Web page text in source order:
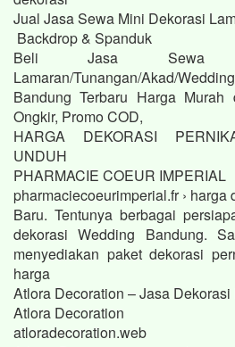
Jual Jasa Sewa Mini Dekorasi
Backdrop & Spanduk
Beli Jasa Sewa
Lamaran/Tunangan/Akad/
Bandung Terbaru Harga
Ongkir, Promo COD,
HARGA DEKORASI
UNDUH
PHARMACIE COEUR IMPERIAL
pharmaciecoeurimperial.fr › harga
Baru. Tentunya berbagai
dekorasi Wedding Bandung.
menyediakan paket dekorasi
harga
Atlora Decoration – Jasa
Atlora Decoration
atloradecoration.web